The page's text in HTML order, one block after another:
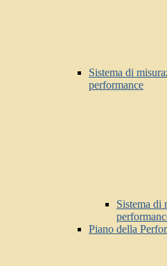
Sistema di
performance
Sistema di
Piano della